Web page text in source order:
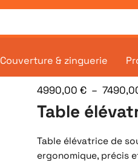
Couverture & zinguerie
4990,00 € –
Table
Table élévatrice de
ergonomique, précis